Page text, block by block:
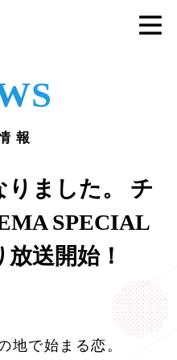
報
りました。 チ
SPECIAL
送開始！
地で始まる恋。